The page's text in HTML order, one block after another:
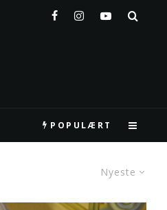
POPULÆRT
Nyeste